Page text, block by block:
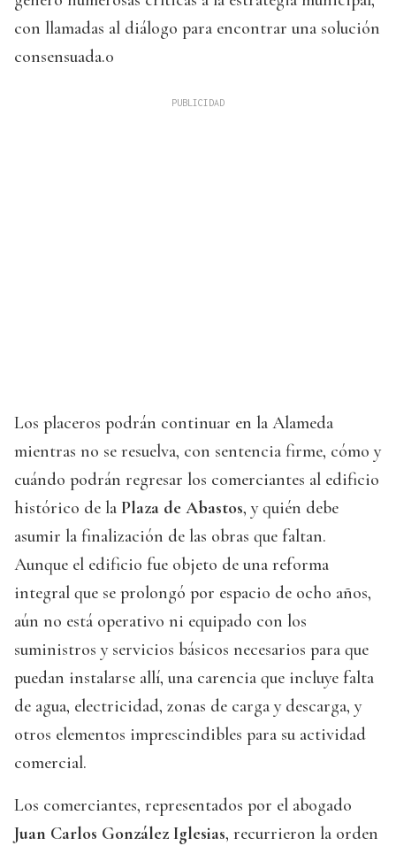
con llamadas al diálogo para encontrar una solución
consensuada.0
Los placeros podrán continuar en la Alameda
mientras no se resuelva, con sentencia firme, cómo y
cuándo podrán regresar los comerciantes al edificio
histórico de la Plaza de Abastos, y quién debe
asumir la finalización de las obras que faltan.
Aunque el edificio fue objeto de una reforma
integral que se prolongó por espacio de ocho años,
aún no está operativo ni equipado con los
suministros y servicios básicos necesarios para que
puedan instalarse allí, una carencia que incluye falta
de agua, electricidad, zonas de carga y descarga, y
otros elementos imprescindibles para su actividad
comercial.
Los comerciantes, representados por el abogado
Juan Carlos González Iglesias, recurrieron la orden